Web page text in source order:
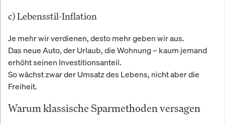
c) Lebensstil-Inflation
Je mehr wir verdienen, desto mehr geben wir aus.
Das neue Auto, der Urlaub, die Wohnung – kaum jemand
erhöht seinen Investitionsanteil.
So wächst zwar der Umsatz des Lebens, nicht aber die
Freiheit.
Warum klassische Sparmethoden versagen